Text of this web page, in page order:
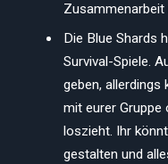
Zusammenarbeit
Die Blue Shards
Survival-Spiele.
geben, allerdings
mit eurer Gruppe
loszieht. Ihr
gestalten und